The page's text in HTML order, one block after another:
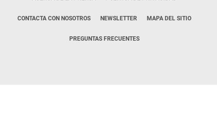
CONTACTA CON NOSOTROS NEWSLETTER MAPA DEL SITIO
PREGUNTAS FRECUENTES